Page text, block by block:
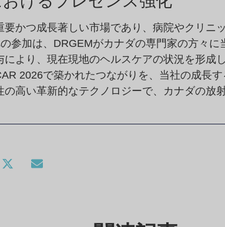
かつ成長著しい市場であり、病院やクリニ
参加は、DRGEMがカナダの専門家の方々
より、現在現地のヘルスケアの状況を形成
2026で築かれたつながりを、当社の成長
高い革新的なテクノロジーで、カナダの放